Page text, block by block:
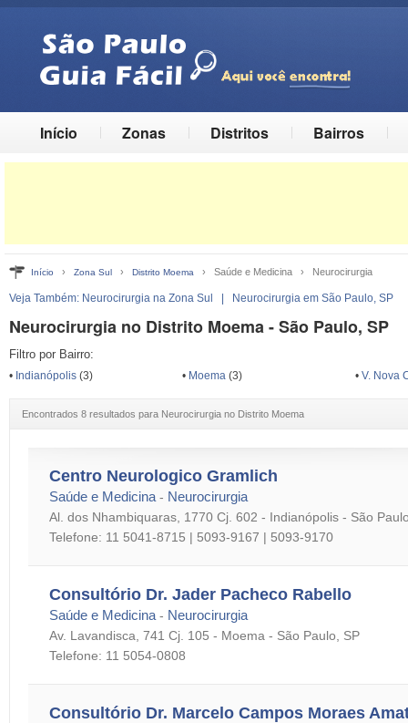
Início Zonas Distritos Bairros
Início › Zona Sul › Distrito Moema › Saúde e Medicina › Neurocirurgia
Veja Também: Neurocirurgia na Zona Sul Neurocirurgia em São Paulo, SP
Neurocirurgia no Distrito Moema - São Paulo, SP
Filtro por Bairro:
• Indianópolis (3) • Moema (3) •V. Nova
Encontrados 8 resultados para Neurocirurgia no Distrito Moema
Centro Neurologico Gramlich
Saúde e Medicina - Neurocirurgia
Al. dos Nhambiquaras, 1770 Cj. 602 - Indianópolis - São
Telefone: 11 5041-8715 | 5093-9167 | 5093-9170
Consultório Dr. Jader Pacheco Rabello
Saúde e Medicina - Neurocirurgia
Av. Lavandisca, 741 Cj. 105 - Moema - São Paulo, SP
Telefone: 11 5054-0808
Consultório Dr. Marcelo Campos Moraes